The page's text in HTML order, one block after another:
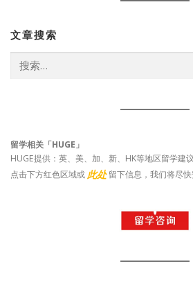
文章搜索
索：
留学相关「HUGE」
HUGE提供：英、美、加、新、HK等地区留学建
点击下方红色区域或 此处 留下信息，我们将尽快